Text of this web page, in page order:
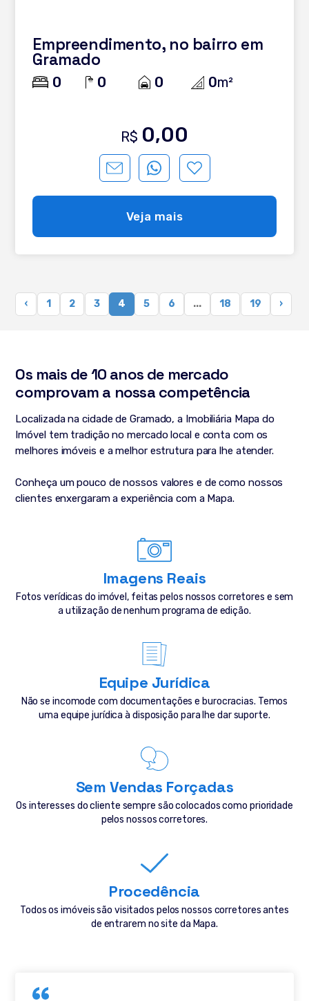
Empreendimento, no bairro em
Gramado
0 0 0 0m²
R$ 0,00
Veja mais
‹ 1 2 3 4 5 6 ... 18 19 ›
Os mais de 10 anos de mercado
comprovam a nossa competência
Localizada na cidade de Gramado, a Imobiliária Mapa do
Imóvel tem tradição no mercado local e conta com os
melhores imóveis e a melhor estrutura para lhe atender.
Conheça um pouco de nossos valores e de como nossos
clientes enxergaram a experiência com a Mapa.
Imagens Reais
Fotos verídicas do imóvel, feitas pelos nossos corretores e sem
a utilização de nenhum programa de edição.
Equipe Jurídica
Não se incomode com documentações e burocracias. Temos
uma equipe jurídica à disposição para lhe dar suporte.
Sem Vendas Forçadas
Os interesses do cliente sempre são colocados como prioridade
pelos nossos corretores.
Procedência
Todos os imóveis são visitados pelos nossos corretores antes
de entrarem no site da Mapa.